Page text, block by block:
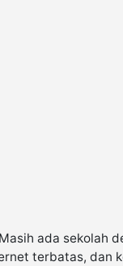
ada sekolah
terbatas, dan